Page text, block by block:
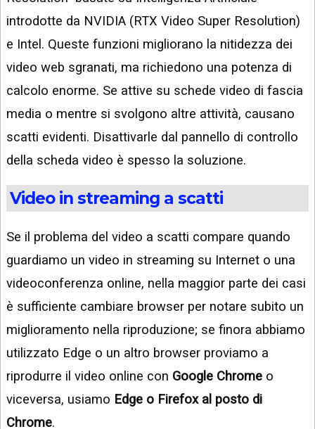
introdotte da NVIDIA (RTX Video Super Resolution)
e Intel. Queste funzioni migliorano la nitidezza dei
video web sgranati, ma richiedono una potenza di
calcolo enorme. Se attive su schede video di fascia
media o mentre si svolgono altre attività, causano
scatti evidenti. Disattivarle dal pannello di controllo
della scheda video è spesso la soluzione.
Video in streaming a scatti
Se il problema del video a scatti compare quando
guardiamo un video in streaming su Internet o una
videoconferenza online, nella maggior parte dei casi
è sufficiente cambiare browser per notare subito un
miglioramento nella riproduzione; se finora abbiamo
utilizzato Edge o un altro browser proviamo a
riprodurre il video online con Google Chrome o
viceversa, usiamo Edge o Firefox al posto di
Chrome.